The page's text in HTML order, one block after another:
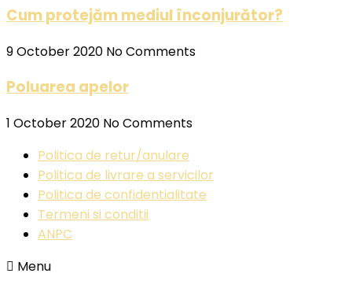
Cum protejăm mediul înconjurător?
9 October 2020 No Comments
Poluarea apelor
1 October 2020 No Comments
Politica de retur/anulare
Politica de livrare a servicilor
Politica de confidentialitate
Termeni si conditii
ANPC
Menu